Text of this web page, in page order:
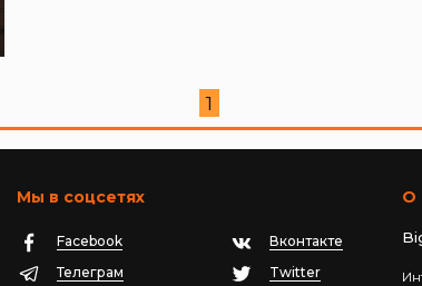
1
Мы в соцсетях
Facebook
Вконтакте
Телеграм
Twitter
О